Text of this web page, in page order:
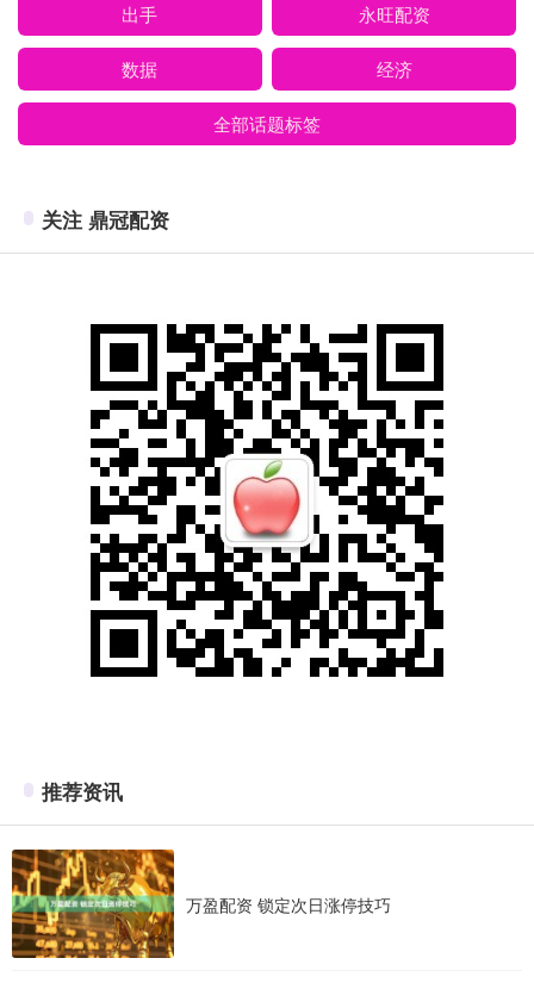
出手 永旺配资
数据 经济
全部话题标签
关注 鼎冠配资
推荐资讯
万盈配资 锁定次日涨停技巧